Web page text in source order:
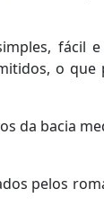
fácil
o que
da bacia
pelos